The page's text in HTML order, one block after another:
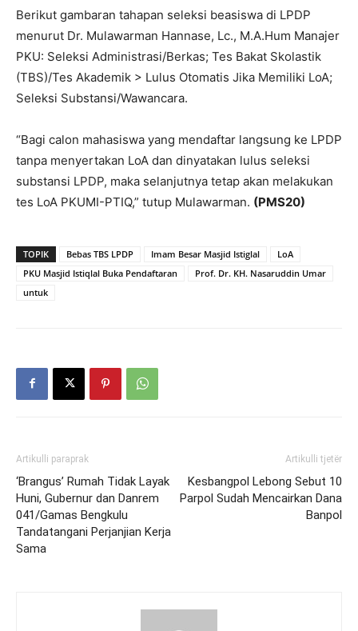
Berikut gambaran tahapan seleksi beasiswa di LPDP
menurut Dr. Mulawarman Hannase, Lc., M.A.Hum Manajer
PKU: Seleksi Administrasi/Berkas; Tes Bakat Skolastik
(TBS)/Tes Akademik > Lulus Otomatis Jika Memiliki LoA;
Seleksi Substansi/Wawancara.
“Bagi calon mahasiswa yang mendaftar langsung ke LPDP
tanpa menyertakan LoA dan dinyatakan lulus seleksi
substansi LPDP, maka selanjutnya tetap akan melakukan
tes LoA PKUMI-PTIQ,” tutup Mulawarman. (PMS20)
TOPIK Bebas TBS LPDP Imam Besar Masjid Istiglal
LoA
PKU Masjid Istiqlal Buka Pendaftaran
Prof. Dr. KH. Nasaruddin Umar
untuk
Artikulli paraprak
‘Brangus’ Rumah Tidak Layak
Huni, Gubernur dan Danrem
041/Gamas Bengkulu
Tandatangani Perjanjian Kerja
Sama
Artikulli tjetër
Kesbangpol Lebong Sebut 10
Parpol Sudah Mencairkan Dana
Banpol